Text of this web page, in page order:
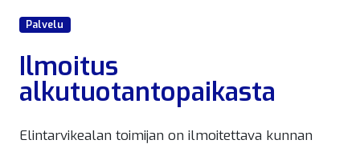
Palvelu
Ilmoitus
alkutuotantopaikasta
Elintarvikealan toimijan on ilmoitettava kunnan